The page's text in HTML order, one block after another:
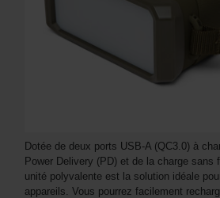
Dotée de deux ports USB-A (QC3.0) à
Power Delivery (PD) et de la charge sans
unité polyvalente est la solution idéale
appareils. Vous pourrez facilement